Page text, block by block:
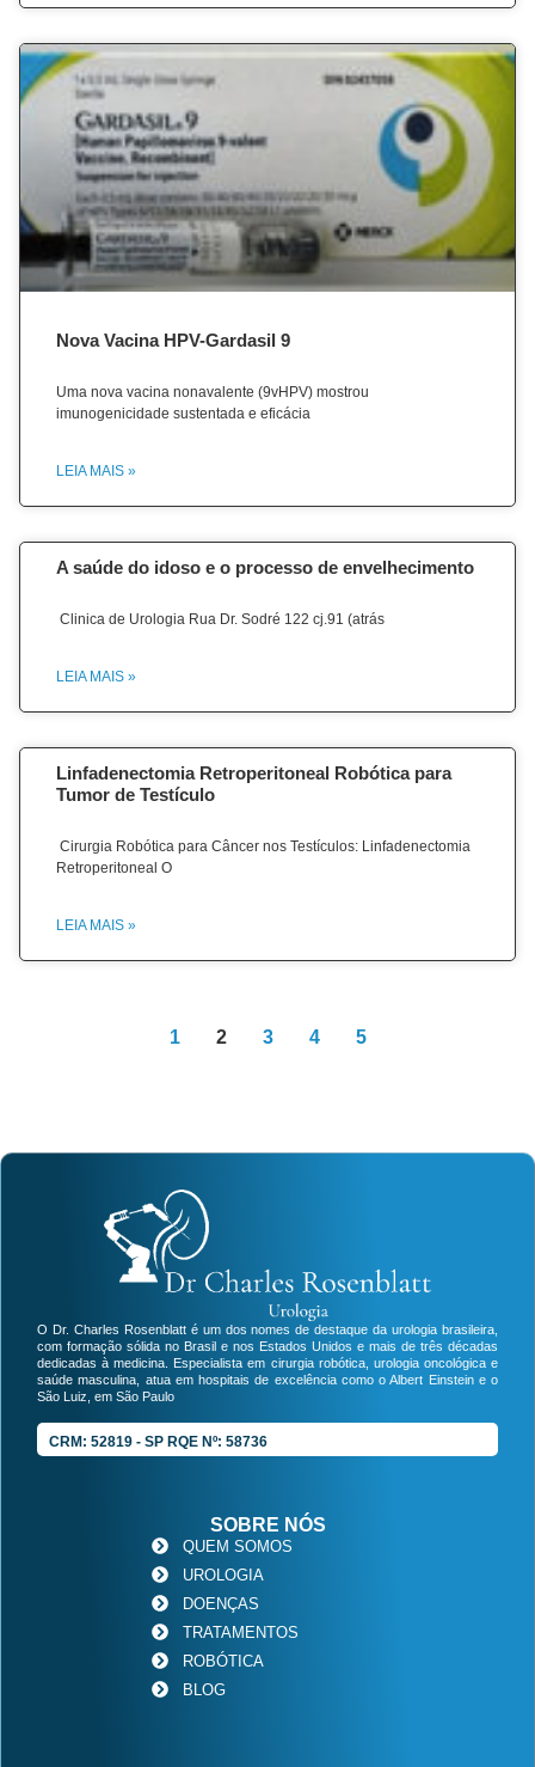
Nova Vacina HPV-Gardasil 9
Uma nova vacina nonavalente (9vHPV) mostrou
imunogenicidade sustentada e eficácia
LEIA MAIS »
A saúde do idoso e o processo de envelhecimento
Clinica de Urologia Rua Dr. Sodré 122 cj.91 (atrás
LEIA MAIS »
Linfadenectomia Retroperitoneal Robótica para
Tumor de Testículo
Cirurgia Robótica para Câncer nos Testículos: Linfadenectomia
Retroperitoneal O
LEIA MAIS »
1 2 3 4 5
O Dr. Charles Rosenblatt é um dos nomes de destaque da urologia brasileira,
com formação sólida no Brasil e nos Estados Unidos e mais de três décadas
dedicadas à medicina. Especialista em cirurgia robótica, urologia oncológica e
saúde masculina, atua em hospitais de excelência como o Albert Einstein e o
São Luiz, em São Paulo
CRM: 52819 - SP RQE Nº: 58736
SOBRE NÓS
QUEM SOMOS
UROLOGIA
DOENÇAS
TRATAMENTOS
ROBÓTICA
BLOG